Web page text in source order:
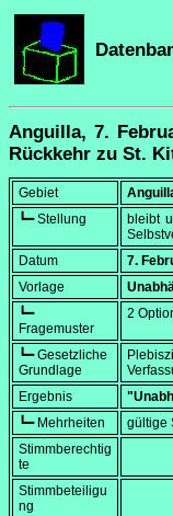
Anguilla, 7.
Rückkehr zu St.
Gebiet
┗━ Stellung
bleibt
Datum
7.
Vorlage
┗━
Fragemuster
2
┗━ Gesetzliche
Grundlage
Ergebnis
┗━ Mehrheiten
gültige
Stimmberechtig
te
Stimmbeteiligu
ng